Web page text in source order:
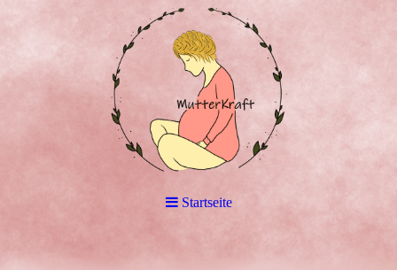
Startseite